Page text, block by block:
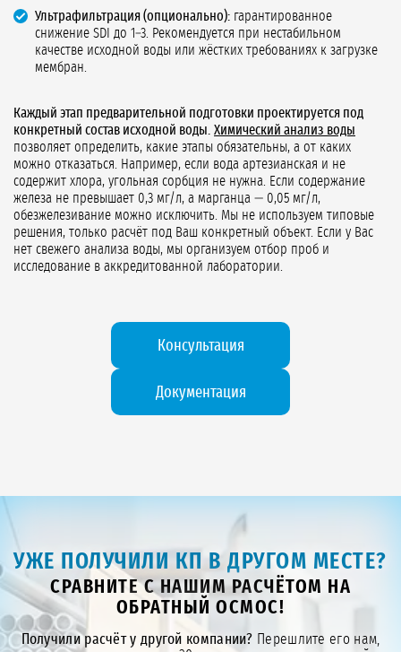
Ультрафильтрация (опционально): гарантированное
снижение SDI до 1–3. Рекомендуется при нестабильном
качестве исходной воды или жёстких требованиях к загрузке
мембран.
Каждый этап предварительной подготовки проектируется под
конкретный состав исходной воды. Химический анализ воды
позволяет определить, какие этапы обязательны, а от каких
можно отказаться. Например, если вода артезианская и не
содержит хлора, угольная сорбция не нужна. Если содержание
железа не превышает 0,3 мг/л, а марганца — 0,05 мг/л,
обезжелезивание можно исключить. Мы не используем типовые
решения, только расчёт под Ваш конкретный объект. Если у Вас
нет свежего анализа воды, мы организуем отбор проб и
исследование в аккредитованной лаборатории.
Консультация
Документация
УЖЕ ПОЛУЧИЛИ КП В ДРУГОМ МЕСТЕ?
СРАВНИТЕ С НАШИМ РАСЧЁТОМ НА
ОБРАТНЫЙ ОСМОС!
Получили расчёт у другой компании? Перешлите его нам,